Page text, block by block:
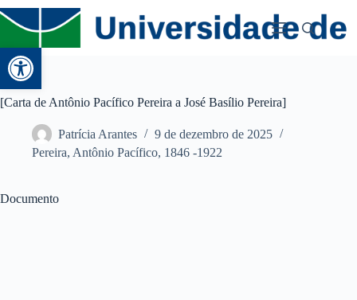
Abrir a barra de ferramentas
[Carta de Antônio Pacífico Pereira a José Basílio Pereira]
Patrícia Arantes
9 de dezembro de 2025
Pereira, Antônio Pacífico, 1846 -1922
Documento